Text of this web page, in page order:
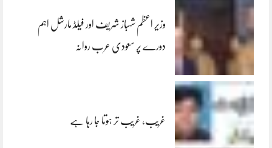
وزیر اعظم شہباز شریف اور فیلڈ مارشل اہم
دورے پر سعودی عرب روانہ
غریب، غریب تر ہوتا جا رہا ہے